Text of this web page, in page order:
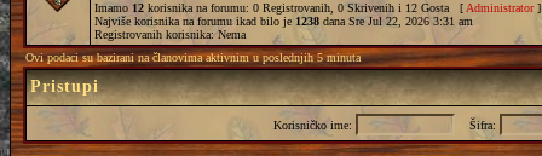
Imamo 12 korisnika na forumu: 0 Registrovanih, 0 Skrivenih i 12 Gosta [ Administrator
Najviše korisnika na forumu ikad bilo je 1238 dana Sre Jul 22, 2026 3:31 am
Registrovanih korisnika: Nema
Ovi podaci su bazirani na članovima aktivnim u poslednjih 5 minuta
Pristupi
Korisničko ime: Šifra: